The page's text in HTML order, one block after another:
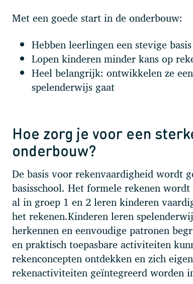
Met een goede start in de onderbouw:
Hebben leerlingen een stevige
Lopen kinderen minder kans op
Heel belangrijk: ontwikkelen ze
spelenderwijs gaat
Hoe zorg je voor een
onderbouw?
De basis voor rekenvaardigheid wordt
basisschool. Het formele rekenen
al in groep 1 en 2 leren kinderen
het rekenen.Kinderen leren
herkennen en eenvoudige patronen
en praktisch toepasbare activiteiten
rekenconcepten ontdekken en zich
rekenactiviteiten geïntegreerd worden